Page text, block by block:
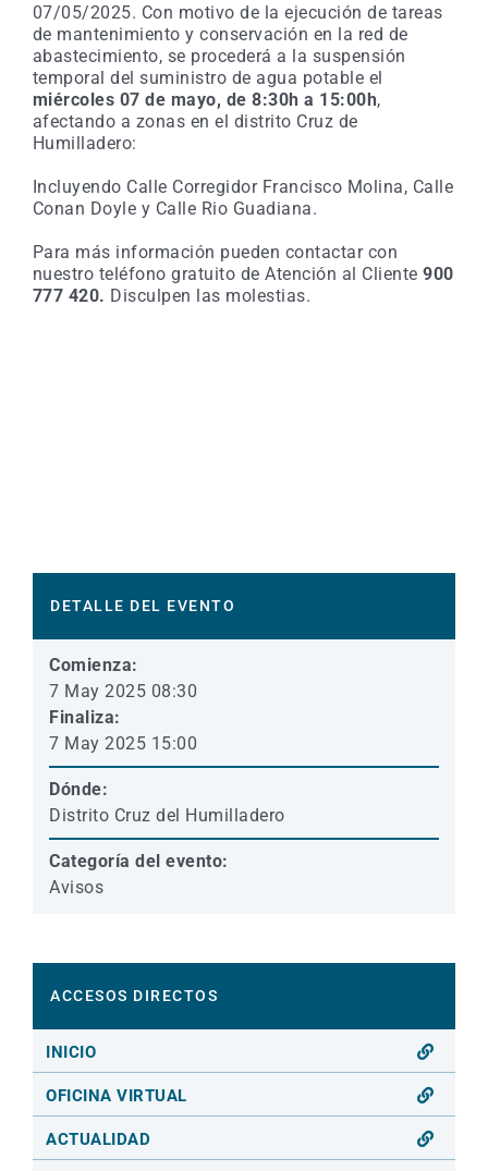
07/05/2025. Con motivo de la ejecución de tareas
de mantenimiento y conservación en la red de
abastecimiento, se procederá a la suspensión
temporal del suministro de agua potable el
miércoles 07 de mayo, de 8:30h a 15:00h,
afectando a zonas en el distrito Cruz de
Humilladero:
Incluyendo Calle Corregidor Francisco Molina, Calle
Conan Doyle y Calle Rio Guadiana.
Para más información pueden contactar con
nuestro teléfono gratuito de Atención al Cliente900
777 420. Disculpen las molestias.
DETALLE DEL EVENTO
Comienza:
7 May 2025 08:30
Finaliza:
7 May 2025 15:00
Dónde:
Distrito Cruz del Humilladero
Categoría del evento:
Avisos
ACCESOS DIRECTOS
INICIO
OFICINA VIRTUAL
ACTUALIDAD